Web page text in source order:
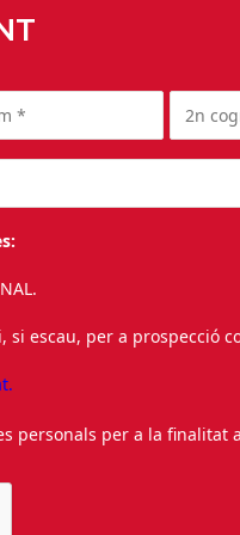
escau, per a prospecció
personals per a la finalitat